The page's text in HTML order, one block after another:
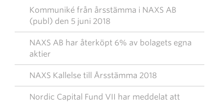
Kommuniké från årsstämma i NAXS AB
(publ) den 5 juni 2018
NAXS AB har återköpt 6% av bolagets egna
aktier
NAXS Kallelse till Årsstämma 2018
Nordic Capital Fund VII har meddelat att